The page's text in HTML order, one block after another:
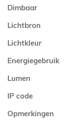
Dimbaar
Lichtbron
Lichtkleur
Energiegebruik
Lumen
IP code
Opmerkingen